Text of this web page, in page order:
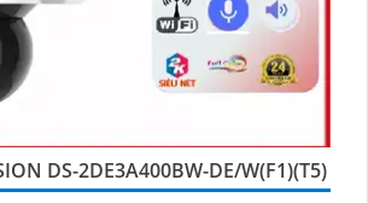
DS-2DE3A400BW-DE/W(F1)(T5)